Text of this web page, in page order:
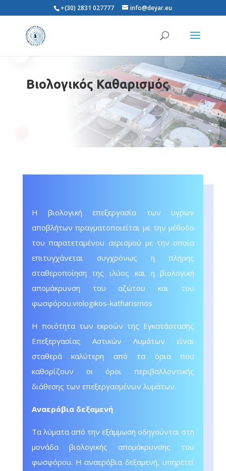
+(30) 2831 027777 info@deyar.eu
Βιολογικός Καθαρισμός
Η βιολογική επεξεργασία των υγρών
αποβλήτων πραγματοποιείται με την μέθοδο
του παρατεταμένου αερισμού με την οποία
επιτυγχάνεται συγχρόνως η πλήρης
σταθεροποίηση της ιλύος και η βιολογική
απομάκρυνση του αζώτου και του
φωσφόρου.viologikos-katharismos
Η ποιότητα των εκροών της Εγκατάστασης
Επεξεργασίας Αστικών Λυμάτων είναι
σταθερά καλύτερη από τα όρια που
καθορίζουν οι όροι περιβαλλοντικής
διάθεσης των επεξεργασμένων λυμάτων.
Αναερόβια δεξαμενή
Τα λύματα από την εξάμμωση οδηγούνται στη
μονάδα βιολογικής απομάκρυνσης του
φωσφόρου. Η αναερόβια δεξαμενή, υπηρετεί